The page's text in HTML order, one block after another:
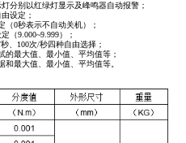
分别以红绿灯显示及峰鸣器自动报警；
设定；
（0秒表示不自动关机）；
（9.000~9.999）；
、100次/秒四种自由选择；
的最大值、最小值、平均值等；
和最大值、最小值、平均值等。